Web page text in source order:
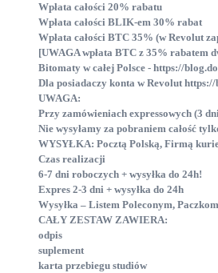
Wpłata całości 20% rabatu
Wpłata całości BLIK-em 30% rabat
Wpłata całości BTC 35% (w Revolut
[UWAGA wpłata BTC z 35% rabatem
Bitomaty w całej Polsce - https://
Dla posiadaczy konta w Revolut
UWAGA:
Przy zamówieniach expressowych (3
Nie wysyłamy za pobraniem całość
WYSYŁKA: Pocztą Polską, Firmą
Czas realizacji
6-7 dni roboczych + wysyłka do 24h!
Expres 2-3 dni + wysyłka do 24h
Wysyłka – Listem Poleconym,
CAŁY ZESTAW ZAWIERA:
odpis
suplement
karta przebiegu studiów